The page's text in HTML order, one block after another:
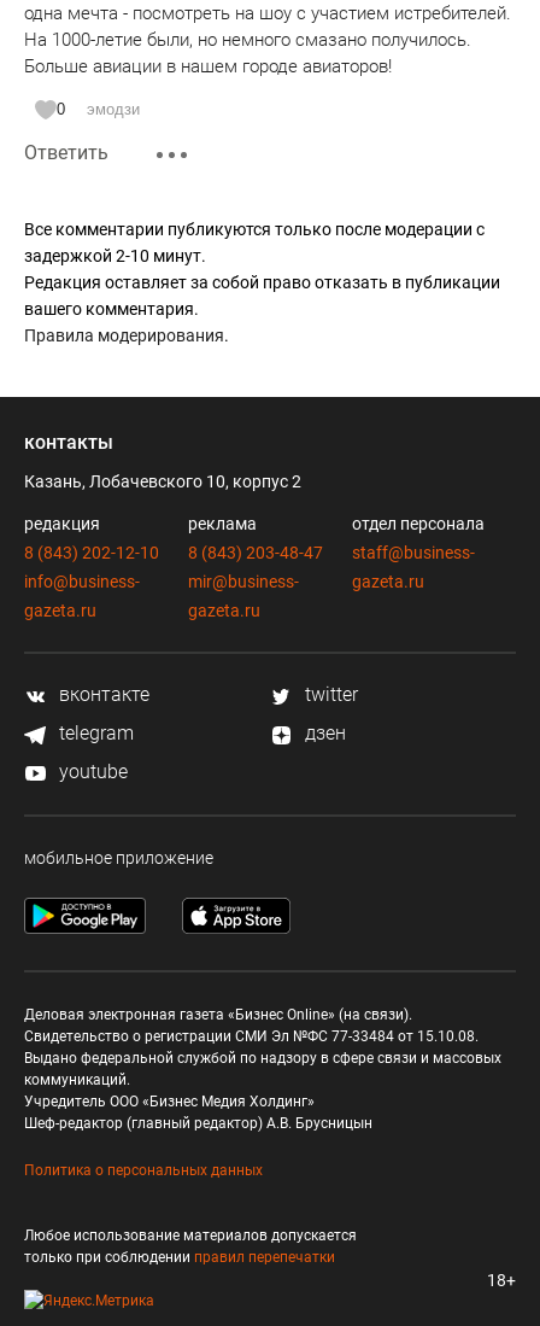
одна мечта - посмотреть на шоу с участием истребителей.
На 1000-летие были, но немного смазано получилось.
Больше авиации в нашем городе авиаторов!
0 эмодзи
Ответить
Все комментарии публикуются только после модерации с
задержкой 2-10 минут.
Редакция оставляет за собой право отказать в публикации
вашего комментария.
Правила модерирования.
контакты
Казань, Лобачевского 10, корпус 2
редакция
8 (843) 202-12-10
info@business-
gazeta.ru
реклама
8 (843) 203-48-47
mir@business-
gazeta.ru
отдел персонала
staff@business-
gazeta.ru
вконтакте
twitter
telegram
дзен
youtube
мобильное приложение
Деловая электронная газета «Бизнес Online» (на связи).
Свидетельство о регистрации СМИ Эл №ФС 77-33484 от 15.10.08.
Выдано федеральной службой по надзору в сфере связи и массовых
коммуникаций.
Учредитель ООО «Бизнес Медия Холдинг»
Шеф-редактор (главный редактор) А.В. Брусницын
Политика о персональных данных
Любое использование материалов допускается
только при соблюдении правил перепечатки
18+